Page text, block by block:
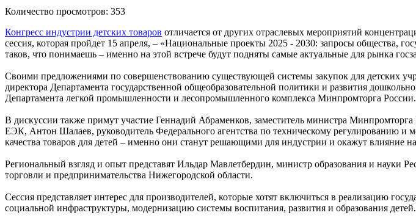
Количество просмотров: 353
Конгресс индустрии детских товаров отличается от других отраслевых мероприятий
сессия, которая пройдет 15 апреля, – «Национальные проекты 2025 - 2030: запросы общества,
таков, что понимаешь – именно на этой встрече будут подняты самые актуальные для рынка
Своими предложениями по совершенствованию существующей системы закупок для детских
директора Департамента государственной общеобразовательной политики и развития
Департамента легкой промышленности и лесопромышленного комплекса Минпромторга России.
В дискуссии также примут участие Геннадий Абраменков, заместитель министра
ЕЭК, Антон Шалаев, руководитель Федерального агентства по техническому регулированию и
качества товаров для детей – именно они станут решающими для индустрии и окажут влияние
Региональный взгляд и опыт представят Ильдар Мавлетбердин, министр образования и
торговли и предпринимательства Нижегородской области.
Сессия представляет интерес для производителей, которые хотят включиться в реализацию
социальной инфраструктуры, модернизацию системы воспитания, развития и образования детей.